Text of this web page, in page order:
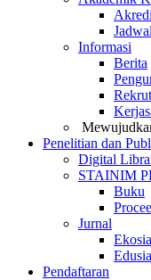
Informasi
Berita
Penelitian dan
Digital
STAINIM
Buku
Jurnal
Pendaftaran